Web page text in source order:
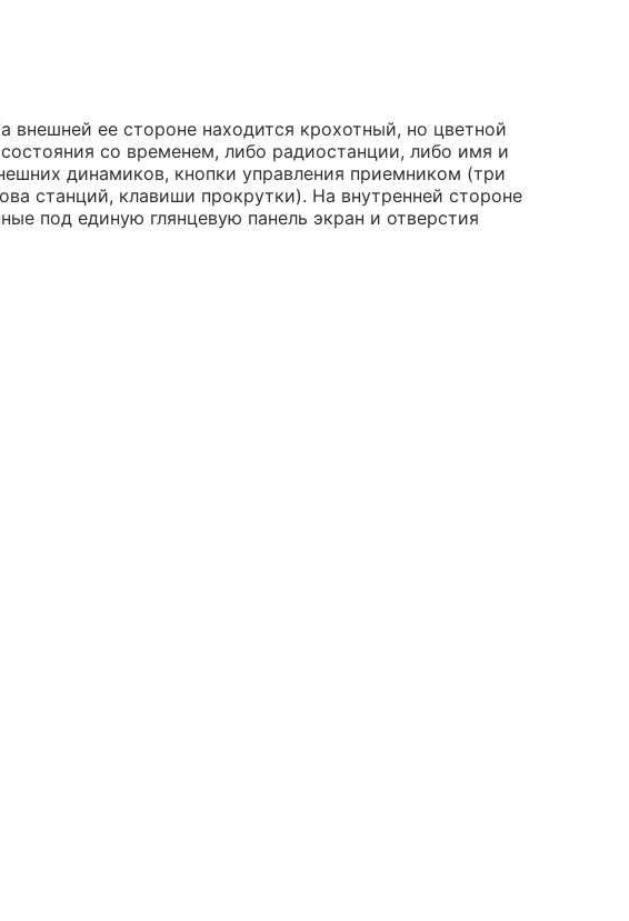
ее стороне находится крохотный, но цветной
со временем, либо радиостанции, либо имя и
динамиков, кнопки управления приемником (три
станций, клавиши прокрутки). На внутренней стороне
под единую глянцевую панель экран и отверстия